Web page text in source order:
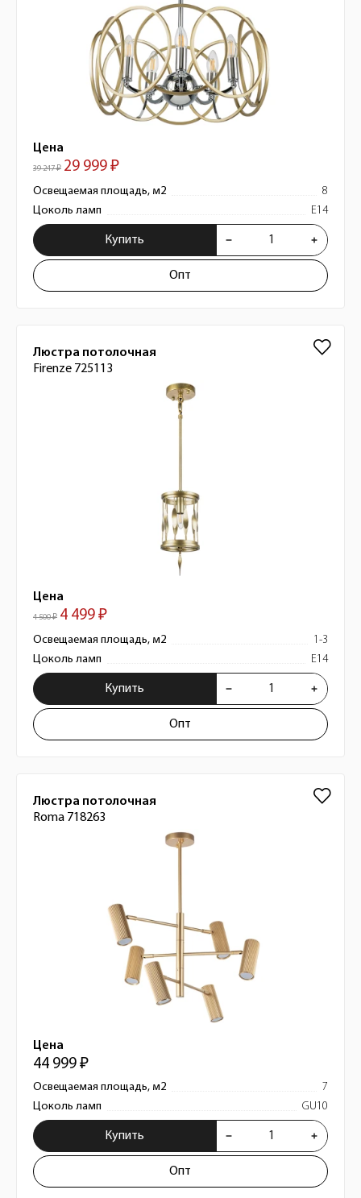
Цена
39 247 ₽ 29 999 ₽
Освещаемая площадь, м2
8
Цоколь ламп
E14
Купить
Опт
Люстра потолочная
Firenze 725113
Цена
4 500 ₽ 4 499 ₽
Освещаемая площадь, м2
1-3
Цоколь ламп
E14
Купить
Опт
Люстра потолочная
Roma 718263
Цена
44 999 ₽
Освещаемая площадь, м2
7
Цоколь ламп
GU10
Купить
Опт